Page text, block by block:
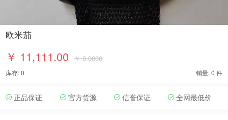
欧米茄
￥ 11,111.00 ￥ 0.0000
库存: 0 销量: 0 件
正品保证 官方货源 信誉保证 全网最低价